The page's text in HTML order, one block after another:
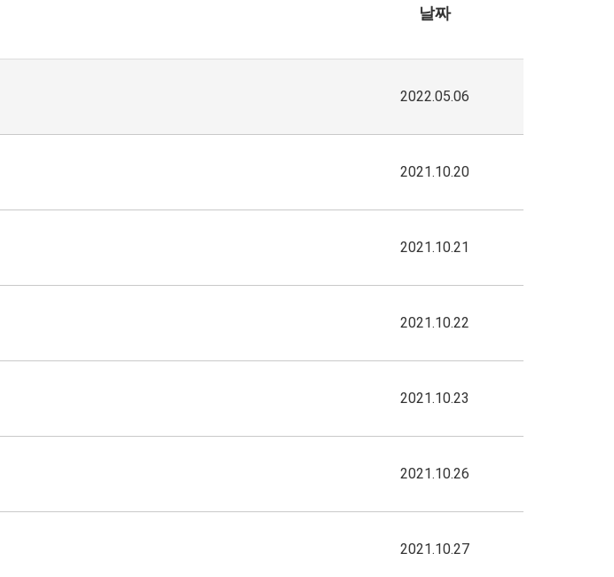
날짜
2022.05.06
2021.10.20
2021.10.21
2021.10.22
2021.10.23
2021.10.26
2021.10.27